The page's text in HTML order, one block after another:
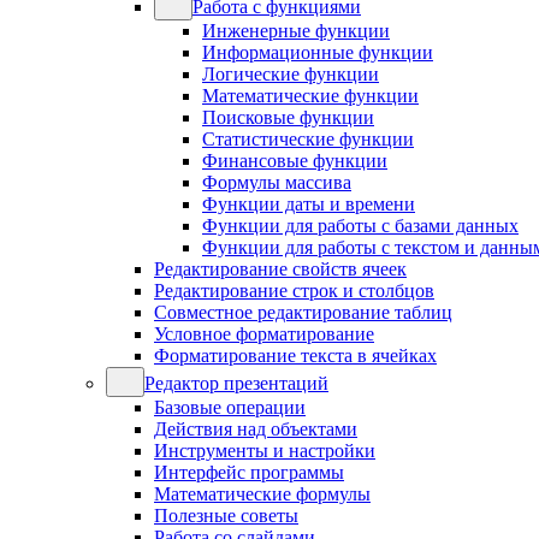
Работа с функциями
Инженерные функции
Информационные функции
Логические функции
Математические функции
Поисковые функции
Статистические функции
Финансовые функции
Формулы массива
Функции даты и времени
Функции для работы с базами данных
Функции для работы с текстом и
Редактирование свойств ячеек
Редактирование строк и столбцов
Совместное редактирование таблиц
Условное форматирование
Форматирование текста в ячейках
Редактор презентаций
Базовые операции
Действия над объектами
Инструменты и настройки
Интерфейс программы
Математические формулы
Полезные советы